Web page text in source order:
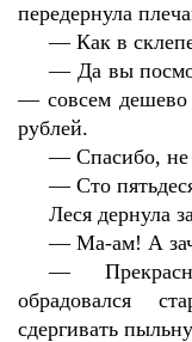
передернула
—Как в
—Да вы
— совсем
рублей.
—Спасибо, не
—Сто
Леся дернула
—Ма-ам! А
—
обрадовался
сдергивать